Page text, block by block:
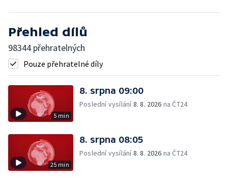
Přehled dílů
98344 přehratelných
Pouze přehratelné díly
5 min
8. srpna 09:00
Poslední vysílání8. 8. 2026 na ČT24
25 min
8. srpna 08:05
Poslední vysílání8. 8. 2026 na ČT24